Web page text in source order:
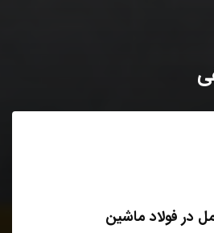
در فولاد ماشین